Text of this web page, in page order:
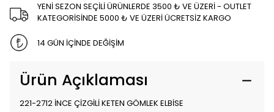
YENİ SEZON SEÇİLİ ÜRÜNLERDE 3500 ₺ VE ÜZERİ - OUTLET
KATEGORİSİNDE 5000 ₺ VE ÜZERİ ÜCRETSİZ KARGO
14 GÜN İÇİNDE DEĞİŞİM
Ürün Açıklaması
221-2712 İNCE ÇİZGİLİ KETEN GÖMLEK ELBİSE